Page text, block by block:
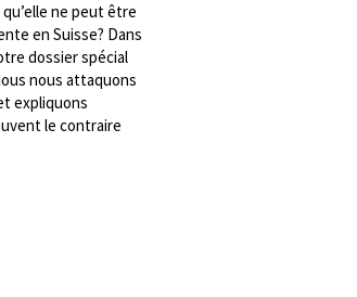
ne peut être
en Suisse? Dans
dossier spécial
nous attaquons
expliquons
le contraire